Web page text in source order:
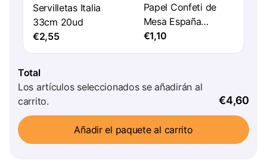
Servilletas Italia
33cm 20ud
€2,55
Papel Confeti de
Mesa España
150uds
€1,10
Total
Los artículos seleccionados se añadirán al
carrito.
€4,60
Añadir el paquete al carrito